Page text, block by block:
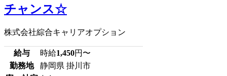
チャンス☆
株式会社綜合キャリアオプション
給与 時給1,450円〜
勤務地
静岡県 掛川市